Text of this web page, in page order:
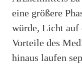
eine größere
würde, Licht auf
Vorteile des
hinaus laufen